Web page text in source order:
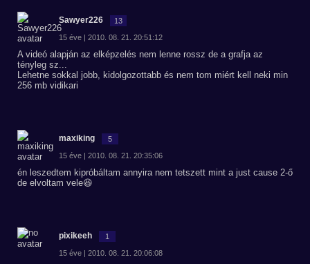
Sawyer226 13
15 éve | 2010. 08. 21. 20:51:12
A videó alapján az elképzelés nem lenne rossz de a grafja az
tényleg sz...
Lehetne sokkal jobb, kidolgozottabb és nem tom miért kell neki min
256 mb vidikari
maxiking 5
15 éve | 2010. 08. 21. 20:35:06
én leszedtem kipróbáltam annyira nem tetszett mint a just cause 2-ő
de elvoltam vele😆
pixikeeh 1
15 éve | 2010. 08. 21. 20:06:08